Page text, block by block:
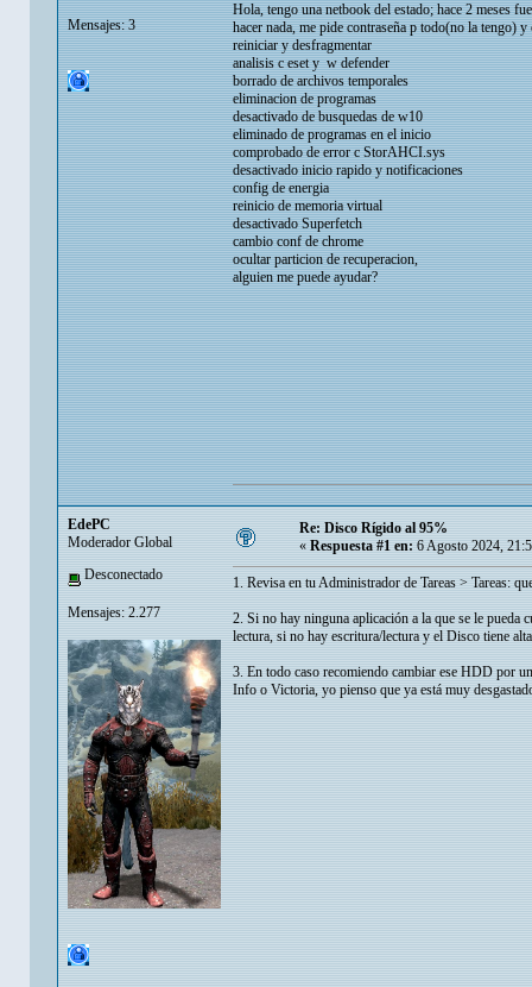
Mensajes: 3
Hola, tengo una netbook del estado; hace 2 meses
hacer nada, me pide contraseña p todo(no la tengo)
reiniciar y desfragmentar
analisis c eset y w defender
borrado de archivos temporales
eliminacion de programas
desactivado de busquedas de w10
eliminado de programas en el inicio
comprobado de error c StorAHCI.sys
desactivado inicio rapido y notificaciones
config de energia
reinicio de memoria virtual
desactivado Superfetch
cambio conf de chrome
ocultar particion de recuperacion,
alguien me puede ayudar?
EdePC
Moderador Global
Desconectado
Mensajes: 2.277
Re: Disco Rígido al 95%
« Respuesta #1 en: 6 Agosto 2024,
1. Revisa en tu Administrador de Tareas > Tareas:
2. Si no hay ninguna aplicación a la que se le
lectura, si no hay escritura/lectura y el Disco tiene
3. En todo caso recomiendo cambiar ese HDD por
Info o Victoria, yo pienso que ya está muy